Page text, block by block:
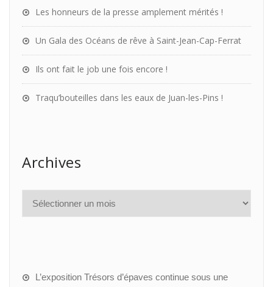
Les honneurs de la presse amplement mérités !
Un Gala des Océans de rêve à Saint-Jean-Cap-Ferrat
Ils ont fait le job une fois encore !
Traqu’bouteilles dans les eaux de Juan-les-Pins !
Archives
L’exposition Trésors d’épaves continue sous une